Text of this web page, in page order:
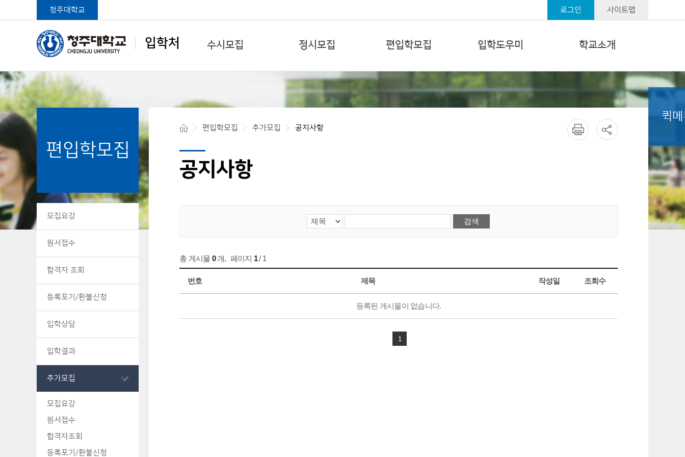
입학처
청주대학교 로그인 사이트맵
학생중심 글로벌대학
청주대학교 입학처
수시모집 정시모집 편입학모집 입학도우미 학교소개
편입학모집
모집요강
원서접수
합격자 조회
등록포기/환불신청
입학상담
입학결과
추가모집
모집요강
원서접수
합격자조회
등록포기/환불신청
편입학모집 추가모집 공지사항
공지사항
총 게시물 0개, 페이지 1/ 1
번호 제목 작성일 조회수
등록된 게시물이 없습니다.
1
퀵